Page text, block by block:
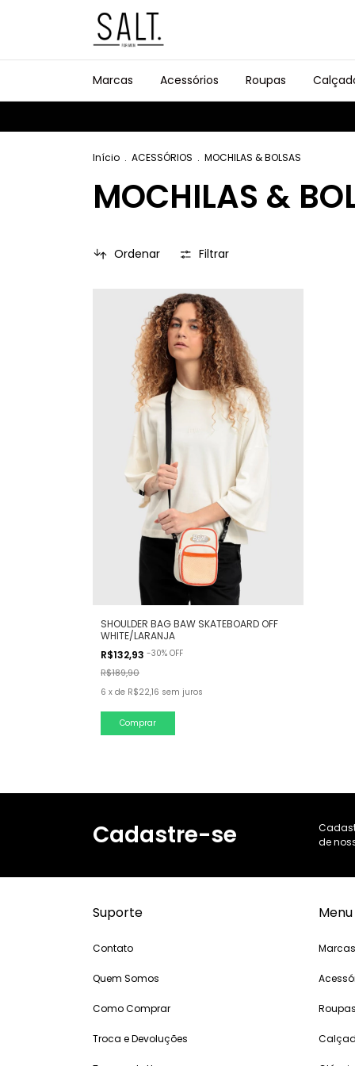
Marcas Acessórios Roupas
Início . ACESSÓRIOS . MOCHILAS & BOLSAS
MOCHILAS &
Ordenar Filtrar
SHOULDER BAG BAW SKATEBOARD OFF
WHITE/LARANJA
R$132,93 -30% OFF
R$189,90
6 x de R$22,16 sem juros
Comprar
Cadastre-se
de
Suporte
Contato
Quem Somos
Como Comprar
Troca e Devoluções
Menu
Marcas